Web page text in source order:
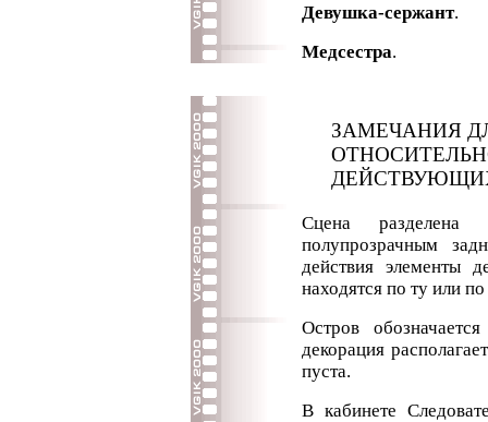
Девушка-сержант.
Медсестра.
ЗАМЕЧАНИЯ
Сцена разделена
полупрозрачным
действия элементы
находятся по ту или
Остров
декорация
пуста.
В кабинете